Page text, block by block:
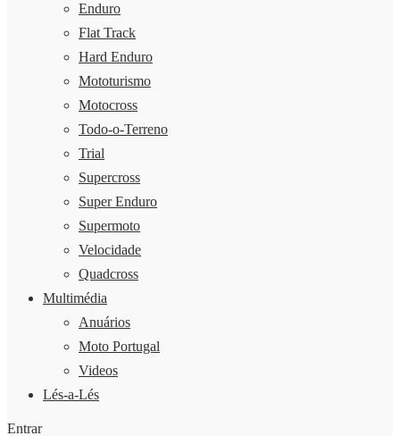
Enduro
Flat Track
Hard Enduro
Mototurismo
Motocross
Todo-o-Terreno
Trial
Supercross
Super Enduro
Supermoto
Velocidade
Quadcross
Multimédia
Anuários
Moto Portugal
Videos
Lés-a-Lés
Entrar